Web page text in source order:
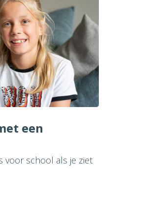
een
voor school als je ziet